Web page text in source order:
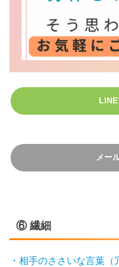
メー
⑥ 繊細
・相手のささいな言葉